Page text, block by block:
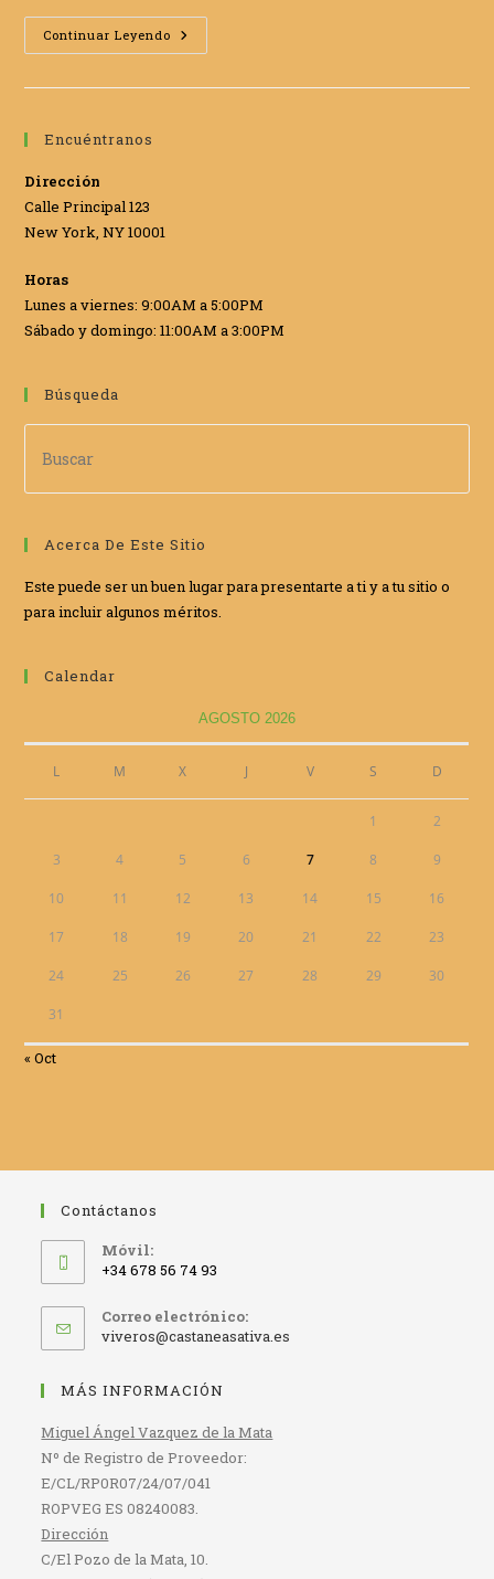
la
entrada:
la
entrada:
Continuar Leyendo Enfermedades
De
Encuéntranos
Dirección
Calle Principal 123
New York, NY 10001
Horas
Lunes a viernes: 9:00AM a 5:00PM
Sábado y domingo: 11:00AM a 3:00PM
Búsqueda
Acerca De Este Sitio
Este puede ser un buen lugar para presentarte a ti y a tu sitio o
para incluir algunos méritos.
Calendar
AGOSTO 2026
L M X J V S D
1 2
3 4 5 6 7 8 9
10 11 12 13 14 15 16
17 18 19 20 21 22 23
24 25 26 27 28 29 30
31
« Oct
Contáctanos
Móvil:
+34 678 56 74 93
Correo electrónico:
viveros@castaneasativa.es
MÁS INFORMACIÓN
Miguel Ángel Vazquez de la Mata
Nº de Registro de Proveedor:
E/CL/RP0R07/24/07/041
ROPVEG ES 08240083.
Dirección
C/El Pozo de la Mata, 10.